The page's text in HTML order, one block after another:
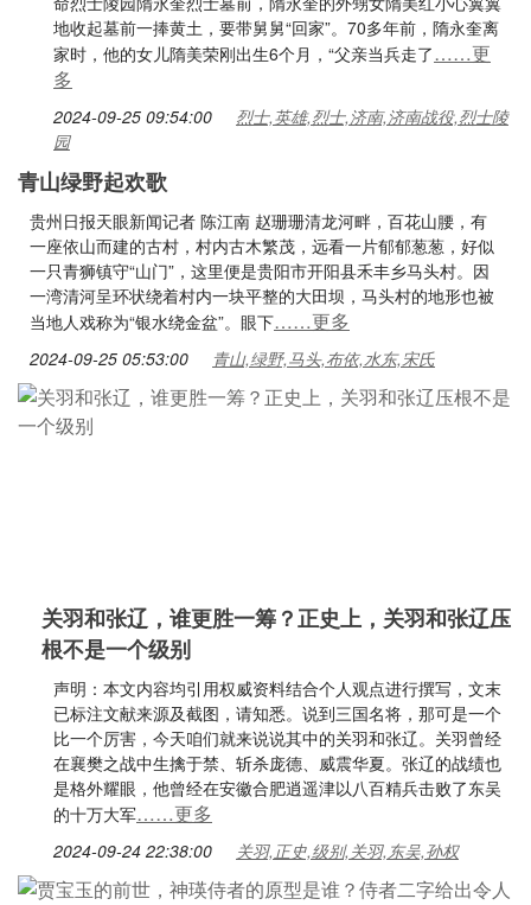
地收起墓前一捧黄土，要带舅舅“回家”。70多年前，隋永奎离
家时，他的女儿隋美荣刚出生6个月，“父亲当兵走了……更
多
2024-09-25 09:54:00
烈士,英雄,烈士,济南,济南战役,烈士陵
园
青山绿野起欢歌
贵州日报天眼新闻记者 陈江南 赵珊珊清龙河畔，百花山腰，有
一座依山而建的古村，村内古木繁茂，远看一片郁郁葱葱，好似
一只青狮镇守“山门”，这里便是贵阳市开阳县禾丰乡马头村。因
一湾清河呈环状绕着村内一块平整的大田坝，马头村的地形也被
当地人戏称为“银水绕金盆”。眼下……更多
2024-09-25 05:53:00 青山,绿野,马头,布依,水东,宋氏
关羽和张辽，谁更胜一筹？正史上，关羽和张辽压
根不是一个级别
声明：本文内容均引用权威资料结合个人观点进行撰写，文末
已标注文献来源及截图，请知悉。说到三国名将，那可是一个
比一个厉害，今天咱们就来说说其中的关羽和张辽。关羽曾经
在襄樊之战中生擒于禁、斩杀庞德、威震华夏。张辽的战绩也
是格外耀眼，他曾经在安徽合肥逍遥津以八百精兵击败了东吴
的十万大军……更多
2024-09-24 22:38:00 关羽,正史,级别,关羽,东吴,孙权